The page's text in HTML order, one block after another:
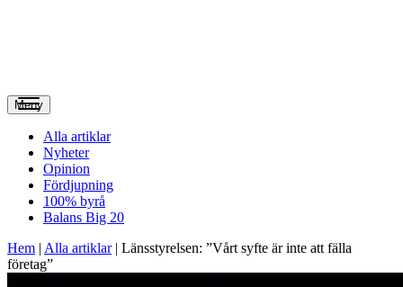
Meny
Alla artiklar
Nyheter
Opinion
Fördjupning
100% byrå
Balans Big 20
Hem | Alla artiklar| Länsstyrelsen: ”Vårt syfte är inte att fälla
företag”